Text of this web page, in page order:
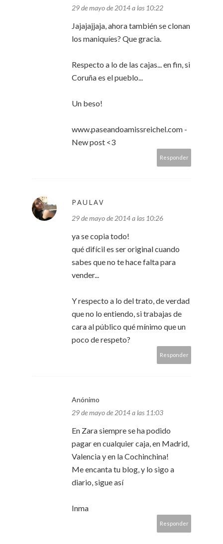
29 de mayo de 2014 a las 10:22
Jajajajjaja, ahora también se clonan
los maniquíes? Que gracia.
Respecto a lo de las cajas... en fin, si
Coruña es el pueblo...
Un beso!
www.paseandoamissreichel.com -
New post <3
Responder
PAULAV
29 de mayo de 2014 a las 10:26
ya se copia todo!
qué difícil es ser original cuando
sabes que no te hace falta para
vender...
Y respecto a lo del trato, de verdad
que no lo entiendo, si trabajas de
cara al público qué mínimo que un
poco de respeto?
Responder
Anónimo
29 de mayo de 2014 a las 11:03
En Zara siempre se ha podido
pagar en cualquier caja, en Madrid,
Valencia y en la Cochinchina!
Me encanta tu blog, y lo sigo a
diario, sigue así
Inma
Responder